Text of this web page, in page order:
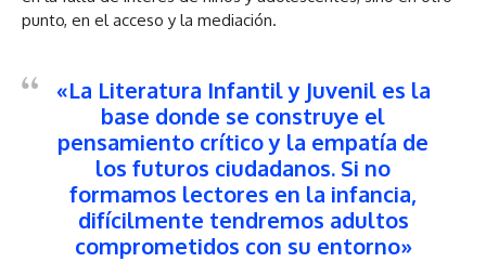
punto, en el acceso y la mediación.
«La Literatura Infantil y Juvenil es la
base donde se construye el
pensamiento crítico y la empatía de
los futuros ciudadanos. Si no
formamos lectores en la infancia,
difícilmente tendremos adultos
comprometidos con su entorno»